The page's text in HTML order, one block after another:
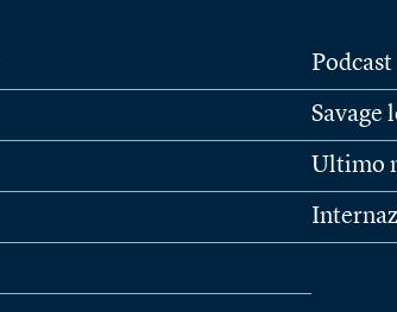
Podcast
Savage
Ultimo